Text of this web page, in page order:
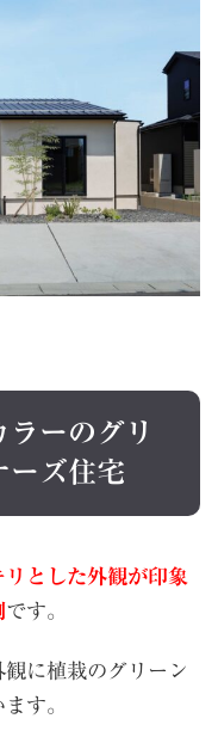
ラーのグリ
ーズ住宅
とした外観が印象
です。
に植栽のグリーン
す。